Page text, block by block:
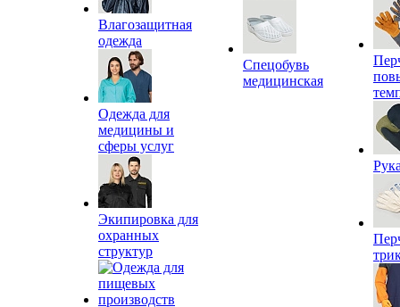
Влагозащитная
одежда
Одежда для
медицины и
сферы услуг
Экипировка для
охранных
структур
Спецобувь
медицинская